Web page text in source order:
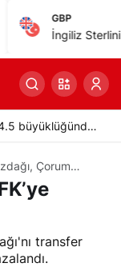
GBP
İngiliz Sterlini 64,48
büyüklüğünde
Çorum
oldu
transfer
0 Paylaş